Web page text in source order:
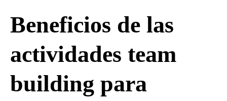
Beneficios de las
actividades team
building para